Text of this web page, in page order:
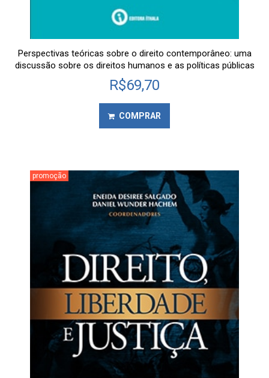
Perspectivas teóricas sobre o direito contemporâneo: uma
discussão sobre os direitos humanos e as políticas públicas
R$69,70
COMPRAR
promoção